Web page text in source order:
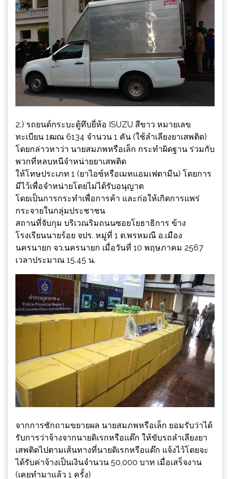
2.) รถยนต์กระบะตู้ทึบยี่ห้อ ISUZU สีขาว หมายเลข
ทะเบียน 1ฒณ 6134 จำนวน 1 คัน (ใช้ลำเลียงยาเสพติด)
โดยกล่าวหาว่า นายสมภพหรือเล็ก กระทำผิดฐาน ร่วมกับ
พวกที่หลบหนีจำหน่ายยาเสพติด
ให้โทษประเภท 1 (ยาไอซ์หรือเมทแอมเฟตามีน) โดยการ
มีไว้เพื่อจำหน่ายโดยไม่ได้รับอนุญาต
โดยเป็นการกระทำเพื่อการค้า และก่อให้เกิดการแพร่
กระจายในกลุ่มประชาชน
สถานที่จับกุม บริเวณริมถนนซอยโยธาธิการ ข้าง
โรงเรียนนายร้อย จปร. หมู่ที่ 1 ต.พรหมณี อ.เมือง
นครนายก จว.นครนายก เมื่อวันที่ 10 พฤษภาคม 2567
เวลาประมาณ 15.45 น.
จากการซักถามขยายผล นายสมภพหรือเล็ก ยอมรับว่าได้
รับการว่าจ้างจากนายดิเรกหรือแด๊ก ให้ขับรถลำเลียงยา
เสพติดไปตามเส้นทางที่นายดิเรกหรือแด๊ก แจ้งไว้โดยจะ
ได้รับค่าจ้างเป็นเงินจำนวน 50,000 บาท เมื่อเสร็จงาน
(เคยทำมาแล้ว 1 ครั้ง)